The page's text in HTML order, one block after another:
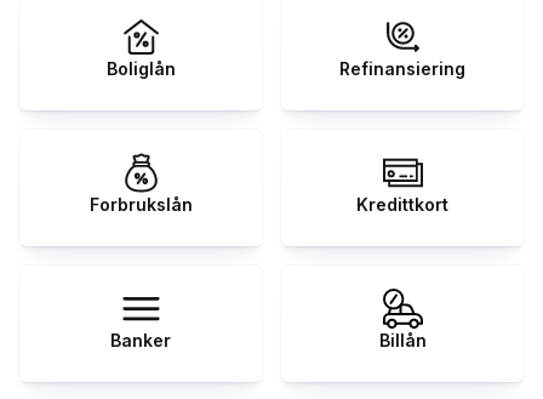
Boliglån Refinansiering
Forbrukslån Kredittkort
Banker Billån